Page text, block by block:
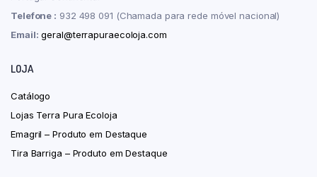
Telefone : 932 498 091 (Chamada para rede móvel nacional)
Email: geral@terrapuraecoloja.com
LOJA
Catálogo
Lojas Terra Pura Ecoloja
Emagril – Produto em Destaque
Tira Barriga – Produto em Destaque